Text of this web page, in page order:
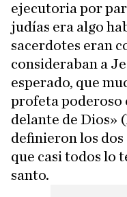
ejecutoria por
judías era algo
sacerdotes eran
consideraban a
esperado, que
profeta poderoso
delante de Dios»
definieron los dos
que casi todos lo
santo.